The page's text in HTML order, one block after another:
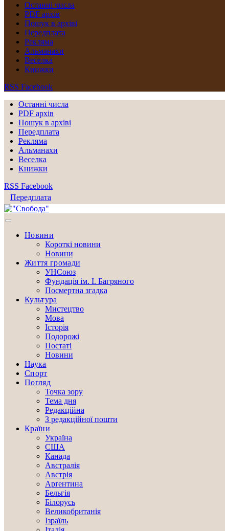
Останні числа
PDF архів
Пошук в архіві
Передплата
Рекляма
Альманахи
Веселка
Книжки
RSS Facebook
Останні числа
PDF архів
Пошук в архіві
Передплата
Рекляма
Альманахи
Веселка
Книжки
RSS Facebook
Передплата
Новини
Короткі новини
Новини
Життя громади
УНСоюз
Фундація ім. І. Багряного
Посмертна згадка
Культура
Мистецтво
Мова
Історія
Подорожі
Постаті
Новини
Наука
Спорт
Погляд
Точка зору
Тема дня
Редакційна
З редакційної пошти
Країни
Україна
США
Канада
Австралія
Австрія
Арґентина
Бельгія
Білорусь
Великобританія
Ізраїль